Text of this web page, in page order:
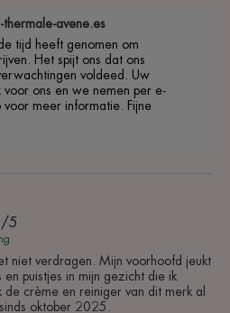
avene.es
tijd heeft genomen om
Het spijt ons dat ons
voldeed. Uw
voor ons en we nemen per e-
meer informatie. Fijne
/5
niet verdragen. Mijn voorhoofd jeukt
en puistjes in mijn gezicht die ik
de crème en reiniger van dit merk al
oktober 2025.